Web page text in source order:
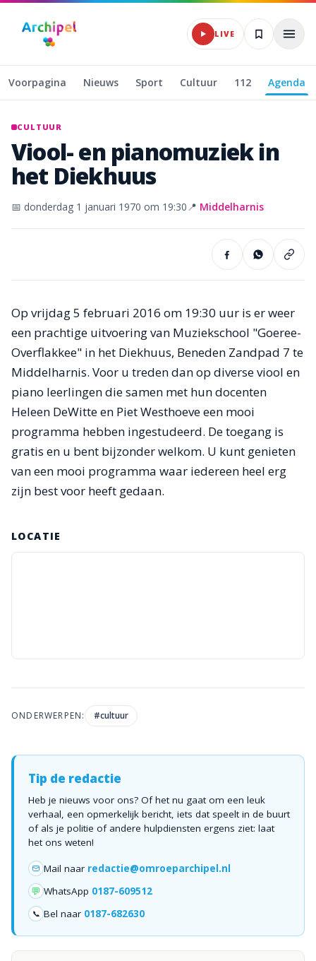
Naar hoofdinhoud
LIVE
Voorpagina Nieuws Sport Cultuur 112 Agenda
CULTUUR
Viool-en pianomuziek in
het Diekhuus
📅 donderdag 1 januari 1970 om 19:30📍 Middelharnis
Op vrijdag 5 februari 2016 om 19:30 uur is er weer
een prachtige uitvoering van Muziekschool "Goeree-
Overflakkee" in het Diekhuus, Beneden Zandpad 7 te
Middelharnis. Voor u treden dan op diverse viool en
piano leerlingen die samen met hun docenten
Heleen DeWitte en Piet Westhoeve een mooi
programma hebben ingestudeerd. De toegang is
gratis en u bent bijzonder welkom. U kunt genieten
van een mooi programma waar iedereen heel erg
zijn best voor heeft gedaan.
LOCATIE
ONDERWERPEN: #cultuur
Tip de redactie
Heb je nieuws voor ons? Of het nu gaat om een leuk
verhaal, een opmerkelijk bericht, iets dat speelt in de buurt
of als je politie of andere hulpdiensten ergens ziet: laat
het ons weten!
Mail naar redactie@omroeparchipel.nl
💬 WhatsApp 0187-609512
📞 Bel naar 0187-682630